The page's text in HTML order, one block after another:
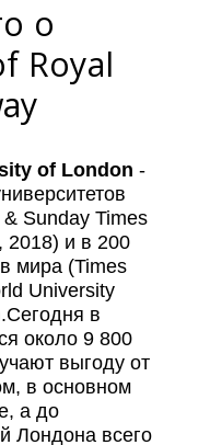
о
Royal
of London -
Sunday Times
2018) и в 200
мира (Times
University
в
около 9 800
выгоду от
в основном
а до
Лондона всего